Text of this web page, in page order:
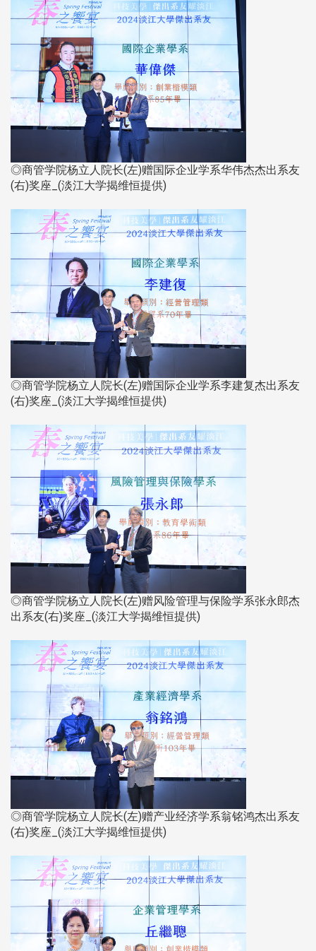
◎商管学院杨立人院长(左)赠国际企业学系华伟杰杰出系友
(右)奖座_(淡江大学揭维恒提供)​​​​​​​
◎商管学院杨立人院长(左)赠国际企业学系李建复杰出系友
(右)奖座_(淡江大学揭维恒提供)​​​​​​​
◎商管学院杨立人院长(左)赠风险管理与保险学系张永郎杰
出系友(右)奖座_(淡江大学揭维恒提供)​​​​​​​
◎商管学院杨立人院长(左)赠产业经济学系翁铭鸿杰出系友
(右)奖座_(淡江大学揭维恒提供)​​​​​​​